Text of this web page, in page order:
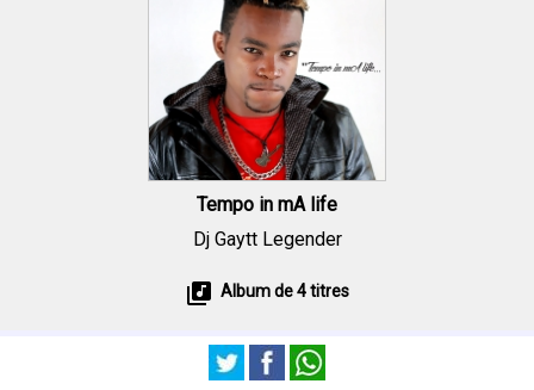
Tempo in mA life
Dj Gaytt Legender
Album de 4 titres